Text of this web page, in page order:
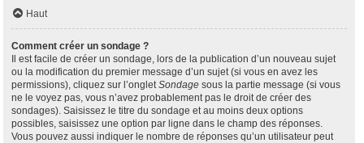
Haut
Comment créer un sondage ?
Il est facile de créer un sondage, lors de la publication d’un nouveau sujet
ou la modification du premier message d’un sujet (si vous en avez les
permissions), cliquez sur l’ongletSondage sous la partie message (si vous
ne le voyez pas, vous n’avez probablement pas le droit de créer des
sondages). Saisissez le titre du sondage et au moins deux options
possibles, saisissez une option par ligne dans le champ des réponses.
Vous pouvez aussi indiquer le nombre de réponses qu’un utilisateur peut